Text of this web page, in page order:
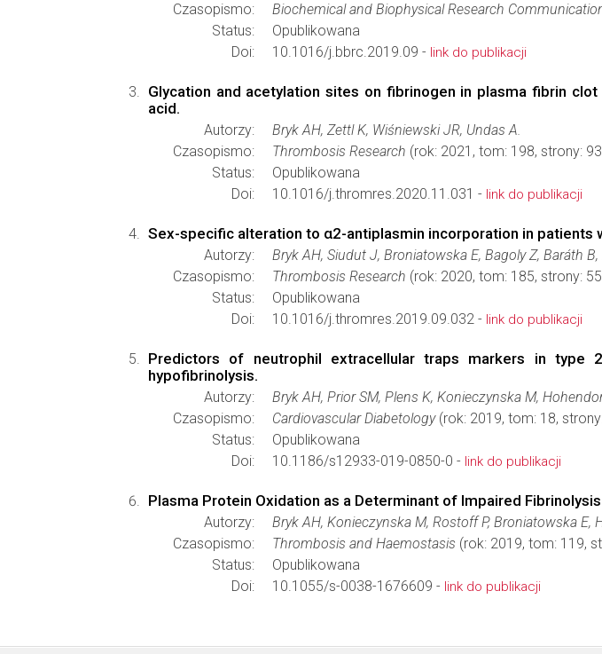
Czasopismo:
Biochemical and Biophysical Research
Status:
Opublikowana
Doi:
10.1016/j.bbrc.2019.09 - link do publikacji
Glycation and acetylation sites on fibrinogen in plasma fibrin
acid.
Autorzy:
Bryk AH, Zettl K, Wiśniewski JR, Undas A.
Czasopismo:
Thrombosis Research (rok: 2021, tom: 198, strony:
Status:
Opublikowana
Doi:
10.1016/j.thromres.2020.11.031 - link do publikacji
Sex-specific alteration to α2-antiplasmin incorporation in patients
Autorzy:
Bryk AH, Siudut J, Broniatowska E, Bagoly Z, Baráth
Czasopismo:
Thrombosis Research (rok: 2020, tom: 185, strony:
Status:
Opublikowana
Doi:
10.1016/j.thromres.2019.09.032 - link do publikacji
Predictors of neutrophil extracellular traps markers in type
hypofibrinolysis.
Autorzy:
Bryk AH, Prior SM, Plens K, Konieczynska M,
Czasopismo:
Cardiovascular Diabetology(rok: 2019, tom: 18,
Status:
Opublikowana
Doi:
10.1186/s12933-019-0850-0 - link do publikacji
Plasma Protein Oxidation as a Determinant of Impaired
Autorzy:
Bryk AH, Konieczynska M, Rostoff P, Broniatowska E,
Czasopismo:
Thrombosis and Haemostasis (rok: 2019, tom: 119,
Status:
Opublikowana
Doi:
10.1055/s-0038-1676609 - link do publikacji